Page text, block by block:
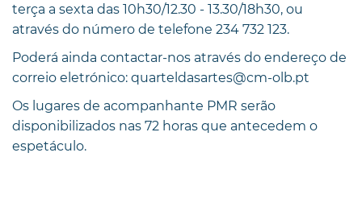
terça a sexta das 10h30/12.30 - 13.30/18h30, ou
através do número de telefone 234 732 123.
Poderá ainda contactar-nos através do endereço de
correio eletrónico: quarteldasartes@cm-olb.pt
Os lugares de acompanhante PMR serão
disponibilizados nas 72 horas que antecedem o
espetáculo.